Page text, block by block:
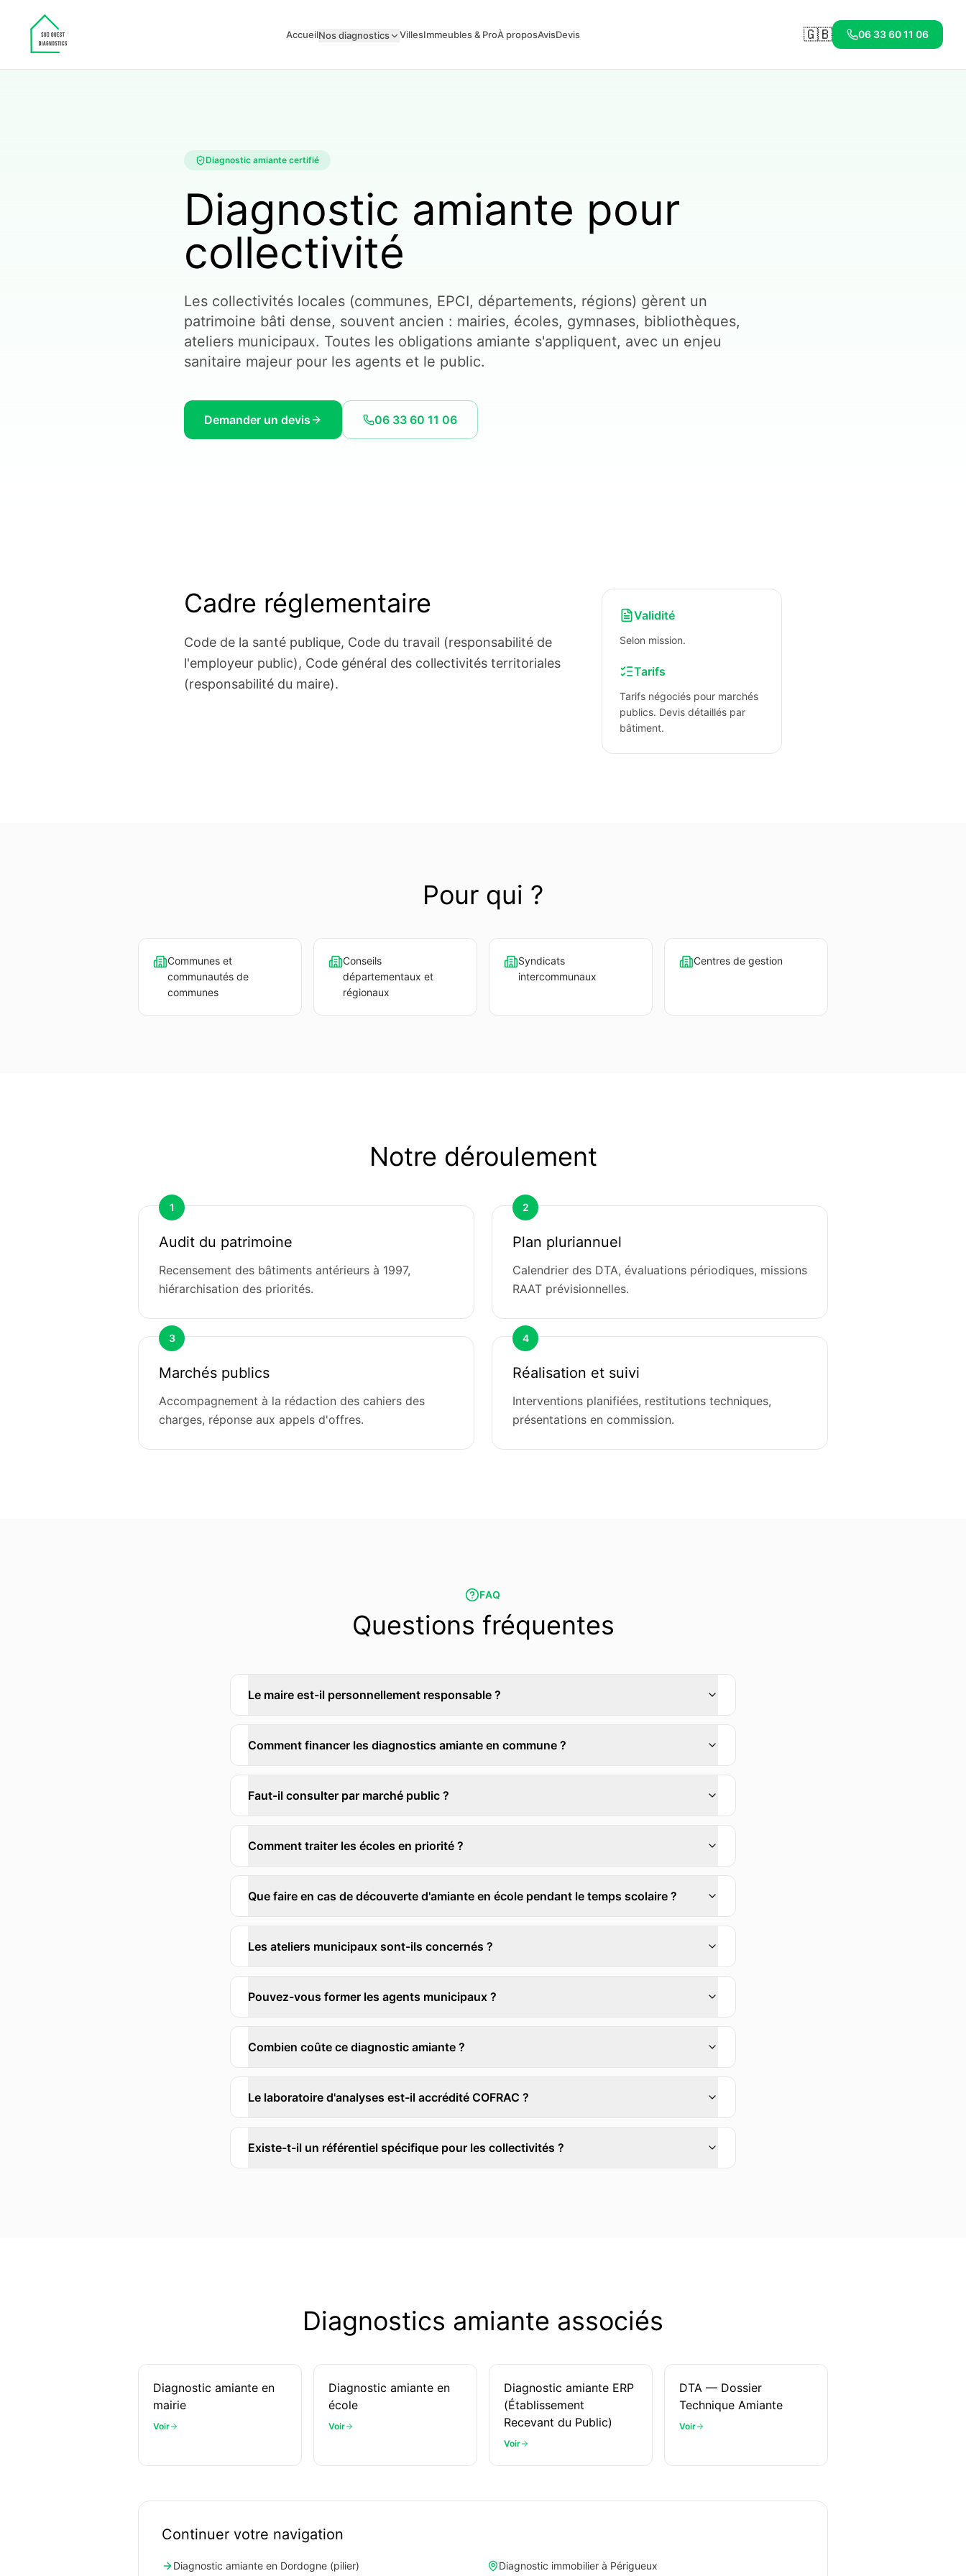
AccueilNos diagnostics VillesImmeubles & ProÀ proposAvisDevis 🇬🇧 06 33 60 11 06
Diagnostic amiante certifié
Diagnostic amiante pour
collectivité
Les collectivités locales (communes, EPCI, départements, régions) gèrent un
patrimoine bâti dense, souvent ancien : mairies, écoles, gymnases, bibliothèques,
ateliers municipaux. Toutes les obligations amiante s'appliquent, avec un enjeu
sanitaire majeur pour les agents et le public.
Demander un devis 06 33 60 11 06
Cadre réglementaire
Code de la santé publique, Code du travail (responsabilité de
l'employeur public), Code général des collectivités territoriales
(responsabilité du maire).
Validité
Selon mission.
Tarifs
Tarifs négociés pour marchés
publics. Devis détaillés par
bâtiment.
Pour qui ?
Communes et
communautés de
communes
Conseils
départementaux et
régionaux
Syndicats
intercommunaux
Centres de gestion
Notre déroulement
1
Audit du patrimoine
Recensement des bâtiments antérieurs à 1997,
hiérarchisation des priorités.
2
Plan pluriannuel
Calendrier des DTA, évaluations périodiques, missions
RAAT prévisionnelles.
3
Marchés publics
Accompagnement à la rédaction des cahiers des
charges, réponse aux appels d'offres.
4
Réalisation et suivi
Interventions planifiées, restitutions techniques,
présentations en commission.
FAQ
Questions fréquentes
Le maire est-il personnellement responsable ?
Comment financer les diagnostics amiante en commune ?
Faut-il consulter par marché public ?
Comment traiter les écoles en priorité ?
Que faire en cas de découverte d'amiante en école pendant le temps scolaire ?
Les ateliers municipaux sont-ils concernés ?
Pouvez-vous former les agents municipaux ?
Combien coûte ce diagnostic amiante ?
Le laboratoire d'analyses est-il accrédité COFRAC ?
Existe-t-il un référentiel spécifique pour les collectivités ?
Diagnostics amiante associés
Diagnostic amiante en
mairie
Voir
Diagnostic amiante en
école
Voir
Diagnostic amiante ERP
(Établissement
Recevant du Public)
Voir
DTA — Dossier
Technique Amiante
Voir
Continuer votre navigation
Diagnostic amiante en Dordogne (pilier) Diagnostic immobilier à Périgueux